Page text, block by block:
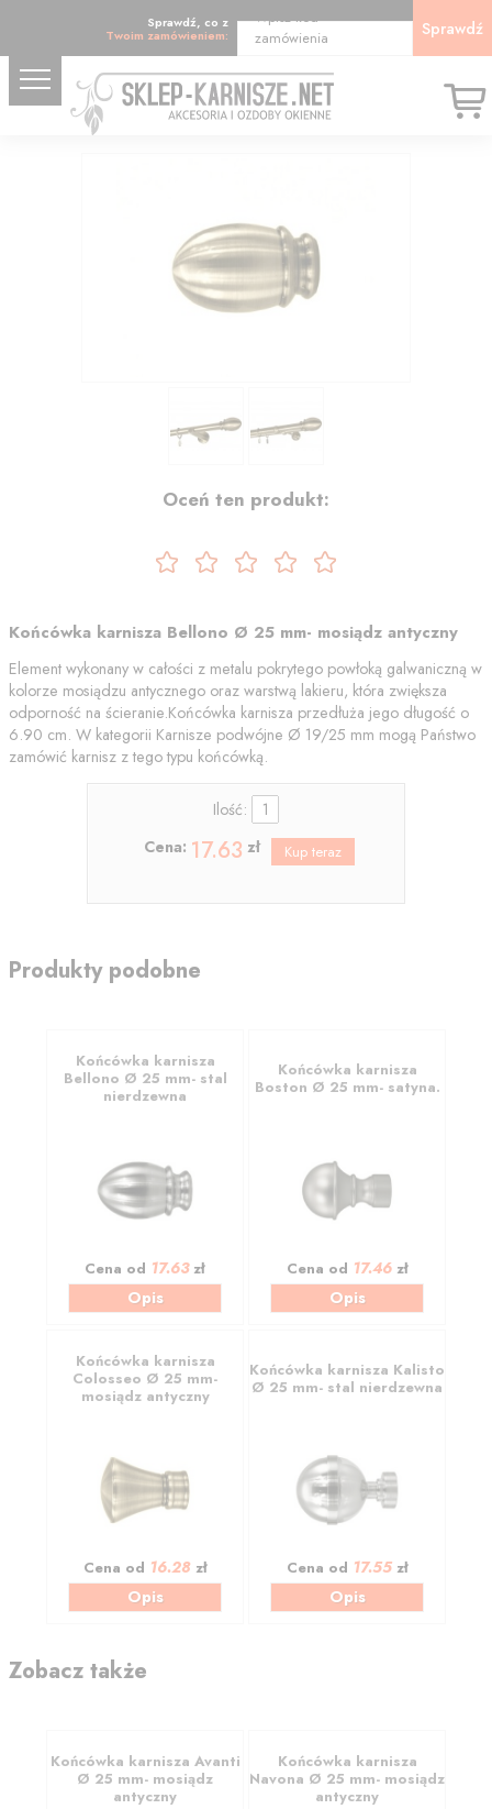
Sprawdź, co z
Twoim zamówieniem:
Wpisz kod
zamówienia
Sprawdź
Oceń ten produkt:
Końcówka karnisza Bellono Ø 25 mm- mosiądz antyczny
Element wykonany w całości z metalu pokrytego powłoką galwaniczną w
kolorze mosiądzu antycznego oraz warstwą lakieru, która zwiększa
odporność na ścieranie.Końcówka karnisza przedłuża jego długość o
6.90 cm. W kategorii Karnisze podwójne Ø 19/25 mm mogą Państwo
zamówić karnisz z tego typu końcówką.
Ilość:
Cena: 17.63 zł
Produkty podobne
Końcówka karnisza
Bellono Ø 25 mm- stal
nierdzewna
Cena od 17.63zł
Opis
Końcówka karnisza
Boston Ø 25 mm- satyna.
Cena od 17.46zł
Opis
Końcówka karnisza
Colosseo Ø 25 mm-
mosiądz antyczny
Cena od 16.28zł
Opis
Końcówka karnisza Kalisto
Ø 25 mm- stal nierdzewna
Cena od 17.55zł
Opis
Zobacz także
Końcówka karnisza Avanti
Ø 25 mm- mosiądz
antyczny
Końcówka karnisza
Navona Ø 25 mm- mosiądz
antyczny